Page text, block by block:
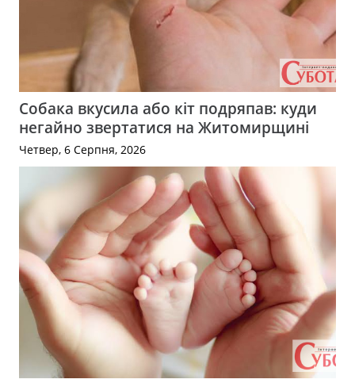
Собака вкусила або кіт подряпав: куди
негайно звертатися на Житомирщині
Четвер, 6 Серпня, 2026